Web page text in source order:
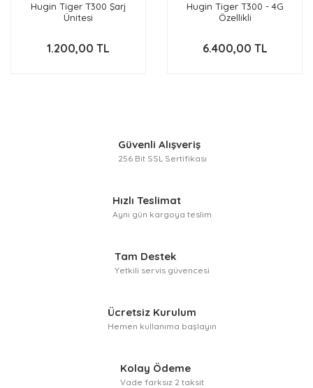
Hugin Tiger T300 Şarj
Ünitesi
1.200,00 TL
Hugin Tiger T300 - 4G
Özellikli
6.400,00 TL
Güvenli Alışveriş
256 Bit SSL Sertifikası
Hızlı Teslimat
Aynı gün kargoya teslim
Tam Destek
Yetkili servis güvencesi
Ücretsiz Kurulum
Hemen kullanıma başlayın
Kolay Ödeme
Vade farksız 2 taksit